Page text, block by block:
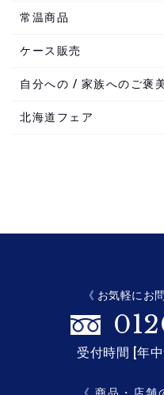
常温商品
ケース販売
自分への / 家族へのご褒
北海道フェア
《 お気軽にお
受付時間 [年